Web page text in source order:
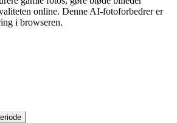
online. Denne AI-fotoforbedrer er
i browseren.